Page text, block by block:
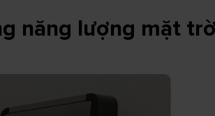
năng lượng mặt